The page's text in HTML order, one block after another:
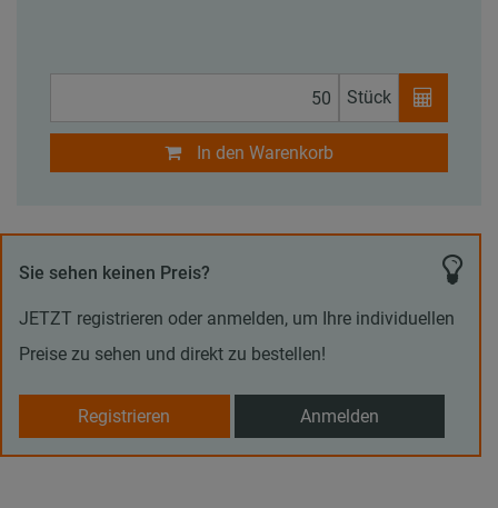
Stück
In den Warenkorb
Sie sehen keinen Preis?
JETZT registrieren oder anmelden, um Ihre individuellen
Preise zu sehen und direkt zu bestellen!
Registrieren Anmelden